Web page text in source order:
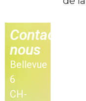
Contactez-
nous
Bellevue
6
CH-